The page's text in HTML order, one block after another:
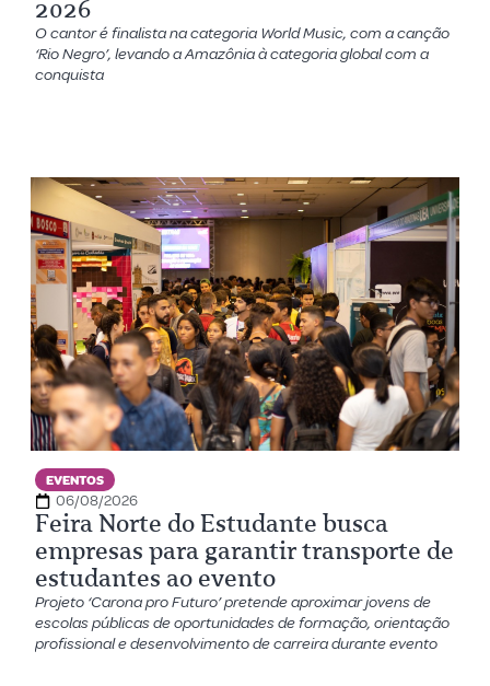
2026
O cantor é finalista na categoria World Music, com a canção
‘Rio Negro’, levando a Amazônia à categoria global com a
conquista
EVENTOS
06/08/2026
Feira Norte do Estudante busca
empresas para garantir transporte de
estudantes ao evento
Projeto ‘Carona pro Futuro’ pretende aproximar jovens de
escolas públicas de oportunidades de formação, orientação
profissional e desenvolvimento de carreira durante evento